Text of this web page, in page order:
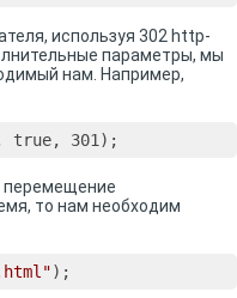
используя 302 http-
параметры, мы
нам. Например,
true, 301);
перемещение
то нам необходим
);